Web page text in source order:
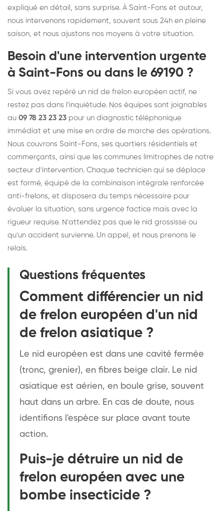
expliqué en détail, sans surprise. À Saint-Fons et autour,
nous intervenons rapidement, souvent sous 24h en pleine
saison, et nous ajustons nos moyens à votre situation.
Besoin d'une intervention urgente
à Saint-Fons ou dans le 69190 ?
Si vous avez repéré un nid de frelon européen actif, ne
restez pas dans l'inquiétude. Nos équipes sont joignables
au 09 78 23 23 23 pour un diagnostic téléphonique
immédiat et une mise en ordre de marche des opérations.
Nous couvrons Saint-Fons, ses quartiers résidentiels et
commerçants, ainsi que les communes limitrophes de notre
secteur d'intervention. Chaque technicien qui se déplace
est formé, équipé de la combinaison intégrale renforcée
anti-frelons, et disposera du temps nécessaire pour
évaluer la situation, sans urgence factice mais avec la
rigueur requise. N'attendez pas que le nid grossisse ou
qu'un accident survienne. Un appel, et nous prenons le
relais.
Questions fréquentes
Comment différencier un nid
de frelon européen d'un nid
de frelon asiatique ?
Le nid européen est dans une cavité fermée
(tronc, grenier), en fibres beige clair. Le nid
asiatique est aérien, en boule grise, souvent
haut dans un arbre. En cas de doute, nous
identifions l'espèce sur place avant toute
action.
Puis-je détruire un nid de
frelon européen avec une
bombe insecticide ?